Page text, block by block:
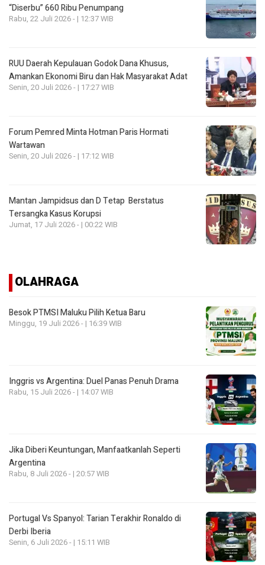
“Diserbu” 660 Ribu Penumpang
Rabu, 22 Juli 2026 - | 12:37 WIB
RUU Daerah Kepulauan Godok Dana Khusus,
Amankan Ekonomi Biru dan Hak Masyarakat Adat
Senin, 20 Juli 2026 - | 17:27 WIB
Forum Pemred Minta Hotman Paris Hormati
Wartawan
Senin, 20 Juli 2026 - | 17:12 WIB
Mantan Jampidsus dan D Tetap Berstatus
Tersangka Kasus Korupsi
Jumat, 17 Juli 2026 - | 00:22 WIB
OLAHRAGA
Besok PTMSI Maluku Pilih Ketua Baru
Minggu, 19 Juli 2026 - | 16:39 WIB
Inggris vs Argentina: Duel Panas Penuh Drama
Rabu, 15 Juli 2026 - | 14:07 WIB
Jika Diberi Keuntungan, Manfaatkanlah Seperti
Argentina
Rabu, 8 Juli 2026 - | 20:57 WIB
Portugal Vs Spanyol: Tarian Terakhir Ronaldo di
Derbi Iberia
Senin, 6 Juli 2026 - | 15:11 WIB